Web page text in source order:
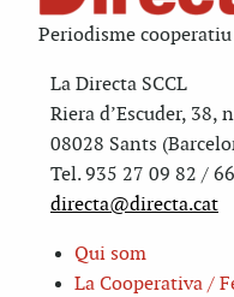
Periodisme
La Directa SCCL
Riera d’Escuder, 38,
08028 Sants
Tel. 935 27 09 82 /
directa@directa.cat
Qui som
La Cooperativa /